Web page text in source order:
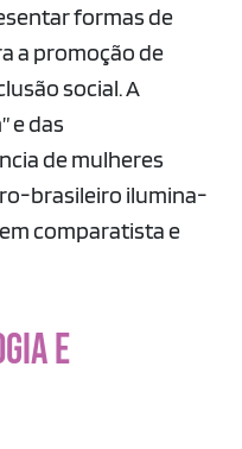
formas de
a promoção de
social. A
e das
de mulheres
brasileiro ilumina-
comparatista e
E